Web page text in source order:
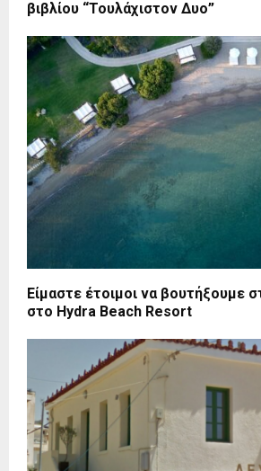
βιβλίου “Τουλάχιστον Δυο”
Είμαστε έτοιμοι να βουτήξουμε
στο Hydra Beach Resort